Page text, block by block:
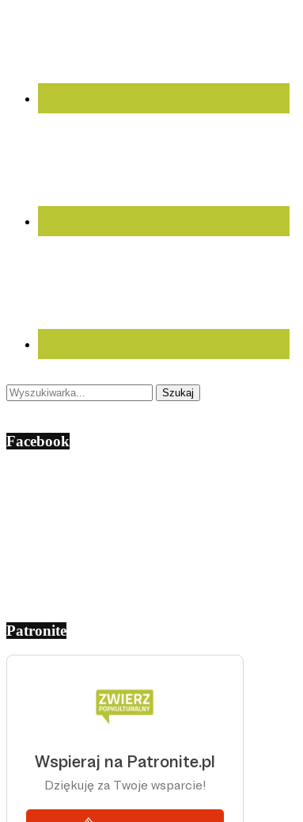
Facebook
Patronite